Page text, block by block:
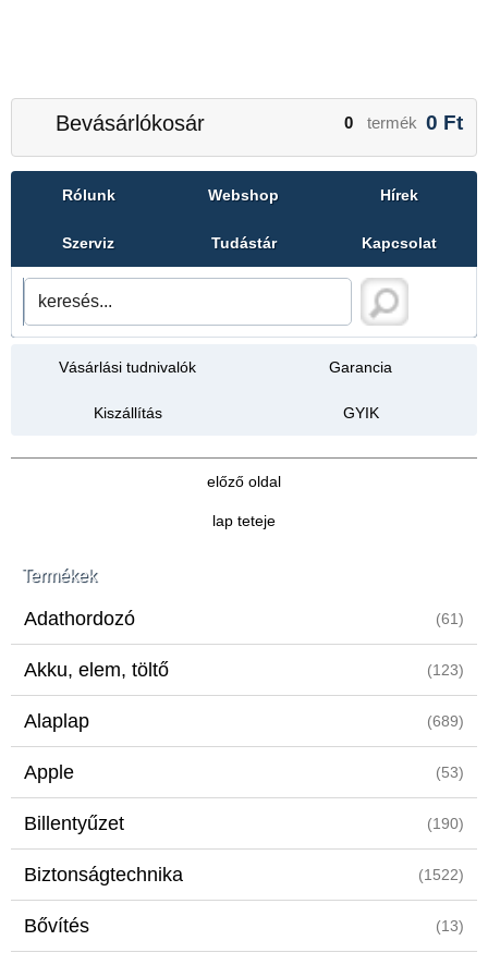
Bevásárlókosár 0 termék 0 Ft
Rólunk Webshop Hírek
Szerviz Tudástár Kapcsolat
Vásárlási tudnivalók Garancia
Kiszállítás GYIK
Termékek
Adathordozó (61)
Akku, elem, töltő (123)
Alaplap (689)
Apple (53)
Billentyűzet (190)
Biztonságtechnika (1522)
Bővítés (13)
előző oldal
lap teteje